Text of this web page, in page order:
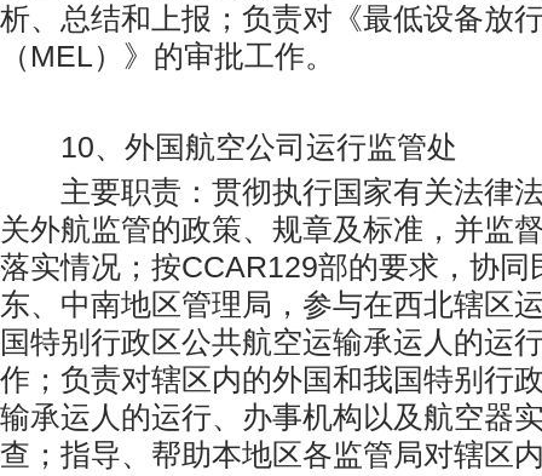
析、总结和上报；负责对《最低设备放
（MEL）》的审批工作。
10、外国航空公司运行监管处
主要职责：贯彻执行国家有关法律
关外航监管的政策、规章及标准，并监
落实情况；按CCAR129部的要求，协同
东、中南地区管理局，参与在西北辖区
国特别行政区公共航空运输承运人的运
作；负责对辖区内的外国和我国特别行
输承运人的运行、办事机构以及航空器
查；指导、帮助本地区各监管局对辖区